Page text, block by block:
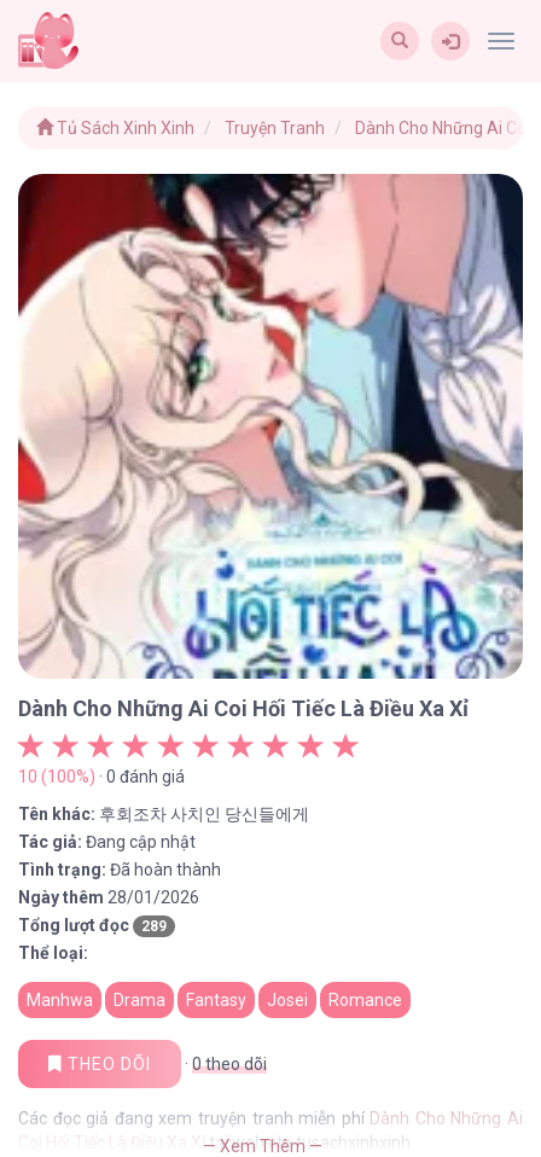
Tủ Sách Xinh Xinh Truyện Tranh Dành Cho Những Ai Coi
Dành Cho Những Ai Coi Hối Tiếc Là Điều Xa Xỉ
10 (100%) · 0 đánh giá
Tên khác: 후회조차 사치인 당신들에게
Tác giả: Đang cập nhật
Tình trạng: Đã hoàn thành
Ngày thêm 28/01/2026
Tổng lượt đọc
289
Thể loại:
Manhwa Drama Fantasy Josei Romance
THEO DÕI · 0theo dõi
Các đọc giả đang xem truyện tranh miễn phí Dành Cho Những Ai
Coi Hối Tiếc Là Điều Xa Xỉtại website tusachxinhxinh
— Xem Thêm —